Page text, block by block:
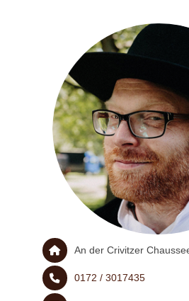
An der Crivitzer
0172 / 3017435